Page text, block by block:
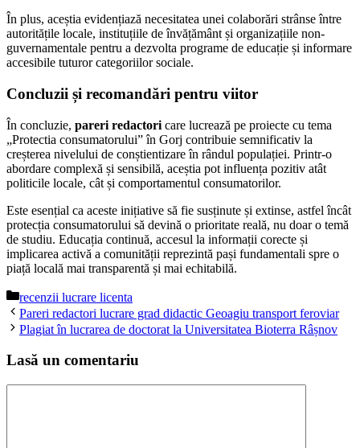
În plus, aceștia evidențiază necesitatea unei colaborări strânse între
autoritățile locale, instituțiile de învățământ și organizațiile non-
guvernamentale pentru a dezvolta programe de educație și informare
accesibile tuturor categoriilor sociale.
Concluzii și recomandări pentru viitor
În concluzie, pareri redactori care lucrează pe proiecte cu tema
„Protectia consumatorului” în Gorj contribuie semnificativ la
creșterea nivelului de conștientizare în rândul populației. Printr-o
abordare complexă și sensibilă, aceștia pot influența pozitiv atât
politicile locale, cât și comportamentul consumatorilor.
Este esențial ca aceste inițiative să fie susținute și extinse, astfel încât
protecția consumatorului să devină o prioritate reală, nu doar o temă
de studiu. Educația continuă, accesul la informații corecte și
implicarea activă a comunității reprezintă pași fundamentali spre o
piață locală mai transparentă și mai echitabilă.
Categorii
recenzii lucrare licenta
Pareri redactori lucrare grad didactic Geoagiu transport feroviar
Plagiat în lucrarea de doctorat la Universitatea Bioterra Râșnov
Lasă un comentariu